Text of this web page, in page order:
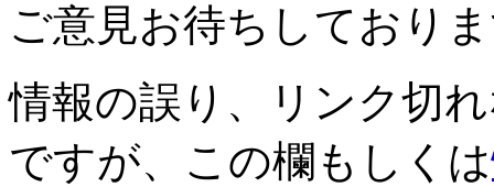
ご意見お待ちしており
情報の誤り、リンク切
ですが、この欄もしくは